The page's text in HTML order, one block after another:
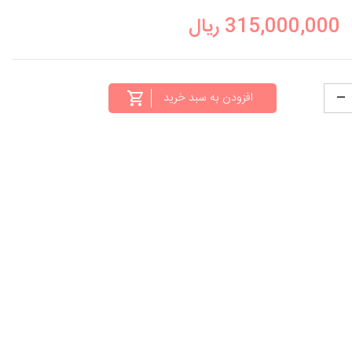
315,000,000 ریال
افزودن به سبد خرید